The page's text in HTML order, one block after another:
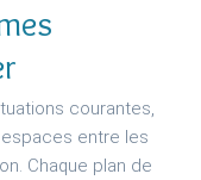
courantes,
entre les
Chaque plan de